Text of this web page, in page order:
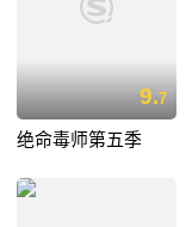
9.7
绝命毒师第五季